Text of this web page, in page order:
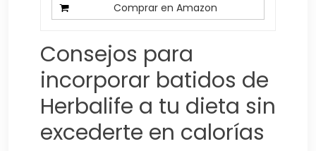
Comprar en Amazon
Consejos para
incorporar batidos de
Herbalife a tu dieta sin
excederte en calorías